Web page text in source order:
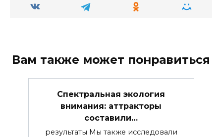
Вам также может понравиться
Спектральная экология
внимания: аттракторы
составили…
результаты Мы также исследовали